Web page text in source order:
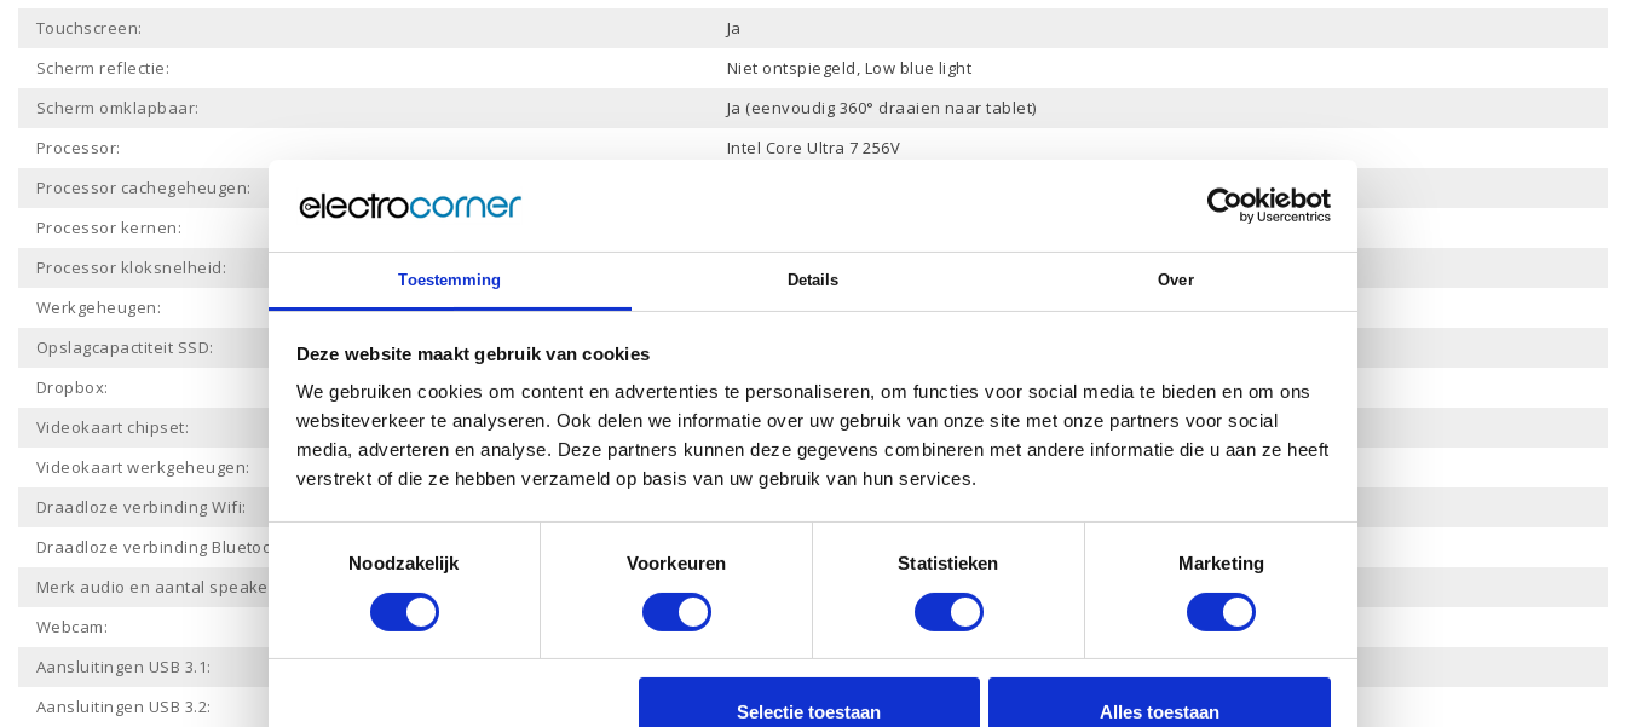
Toestemming Details Over
Deze website maakt gebruik van cookies
We gebruiken cookies om content en advertenties te personaliseren, om functies voor social media te bieden en om ons
websiteverkeer te analyseren. Ook delen we informatie over uw gebruik van onze site met onze partners voor social
media, adverteren en analyse. Deze partners kunnen deze gegevens combineren met andere informatie die u aan ze heeft
verstrekt of die ze hebben verzameld op basis van uw gebruik van hun services.
Noodzakelijk
Voorkeuren Statistieken Marketing
Selectie toestaan Alles toestaan
Touchscreen:
Ja
Scherm reflectie:
Niet ontspiegeld, Low blue light
Scherm omklapbaar:
Ja (eenvoudig 360° draaien naar tablet)
Processor:
Intel Core Ultra 7 256V
Processor cachegeheugen:
Processor kernen:
Processor kloksnelheid:
Werkgeheugen:
16 Gb
Opslagcapactiteit SSD:
Dropbox:
Ja
Videokaart chipset:
Intel Arc 140V
Videokaart werkgeheugen:
Draadloze verbinding Wifi:
Draadloze verbinding Bluetooth:
Merk audio en aantal speakers:
Webcam:
Aansluitingen USB 3.1:
-
Aansluitingen USB 3.2: